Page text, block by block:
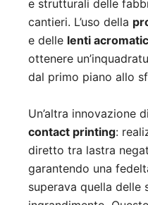
e strutturali delle
cantieri. L’uso della
e delle lenti
ottenere
dal primo piano allo
Un’altra innovazione
contact printing:
diretto tra lastra
garantendo una
superava quella delle